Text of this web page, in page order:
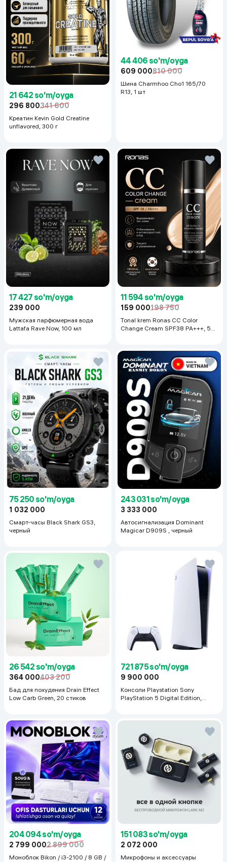
21 642 so'm/oyga
296 800341 600
Креатин Kevin Gold Creatine
unflavored, 300 г
44 406 so'm/oyga
609 000810 000
Шина Charmhoo Cho1 165/70
R13, 1 шт
17 427 so'm/oyga
239 000
Мужская парфюмерная вода
Lattafa Rave Now, 100 мл
11 594 so'm/oyga
159 000198 750
Tonal krem Ronas CC Color
Change Cream SPF38 PA+++, 50
75 250 so'm/oyga
1 032 000
Смарт-часы Black Shark GS3,
черный
243 031 so'm/oyga
3 333 000
Автосигнализация Dominant
Magicar D909S , черный
26 542 so'm/oyga
364 000403 200
Бад для похудения Drain Effect
Low Carb Green, 20 стиков
721 875 so'm/oyga
9 900 000
Консоли Playstation Sony
PlayStation 5 Digital Edition,
204 094 so'm/oyga
2 799 0002 899 000
Моноблок Bikon / i3-2100 / 8 GB /
151 083 so'm/oyga
2 072 000
Микрофоны и аксессуары